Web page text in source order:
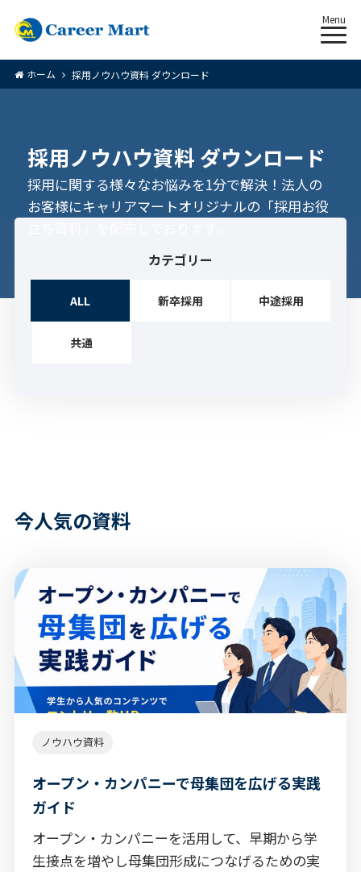
Menu
ホーム 採用ノウハウ資料 ダウンロード
採用ノウハウ資料 ダウンロード
採用に関する様々なお悩みを1分で解決！法人の
お客様にキャリアマートオリジナルの「採用お役
カテゴリー
ALL 新卒採用 中途採用
共通
今人気の資料
ノウハウ資料
オープン・カンパニーで母集団を広げる実践
ガイド
オープン・カンパニーを活用して、早期から学
生接点を増やし母集団形成につなげるための実